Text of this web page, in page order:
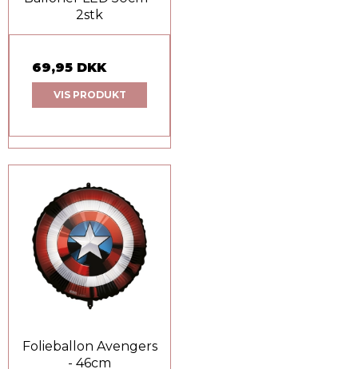
2stk
69,95 DKK
VIS PRODUKT
Folieballon Avengers
- 46cm